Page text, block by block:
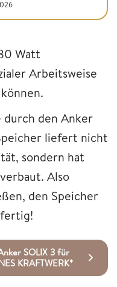
Watt
Arbeitsweise
durch den Anker
liefert nicht
sondern hat
Also
den Speicher
SOLIX 3 für
KRAFTWERK*